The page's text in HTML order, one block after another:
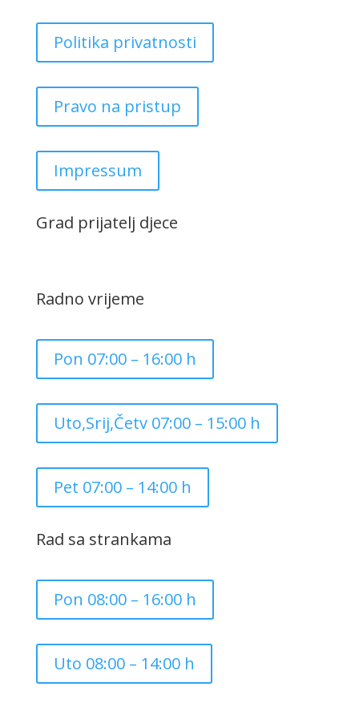
Politika privatnosti
Pravo na pristup
Impressum
Grad prijatelj djece
Radno vrijeme
Pon 07:00 – 16:00 h
Uto,Srij,Četv 07:00 – 15:00 h
Pet 07:00 – 14:00 h
Rad sa strankama
Pon 08:00 – 16:00 h
Uto 08:00 – 14:00 h